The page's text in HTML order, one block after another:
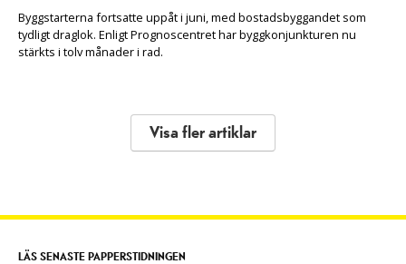
Byggstarterna fortsatte uppåt i juni, med bostadsbyggandet som
tydligt draglok. Enligt Prognoscentret har byggkonjunkturen nu
stärkts i tolv månader i rad.
Visa fler artiklar
LÄS SENASTE PAPPERSTIDNINGEN